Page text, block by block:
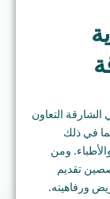
الشارقة التعاون
في ذلك
ومن
تقديم
ورفاهيته.